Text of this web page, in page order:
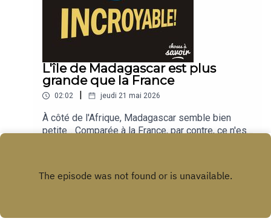
L'île de Madagascar est plus
grande que la France
02:02 | jeudi 21 mai 2026
À côté de l'Afrique, Madagascar semble bien
petite... Comparée à la France, par contre, ce n'est